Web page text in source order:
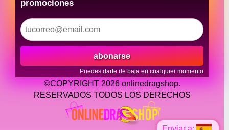
promociones
abonarse
Puedes darte de baja en cualquier momento
©COPYRIGHT 2026 onlinedragshop.
RESERVADOS TODOS LOS DERECHOS